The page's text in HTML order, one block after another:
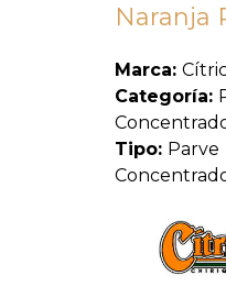
Naranja
Marca:
Categoría:
Tipo: Parve